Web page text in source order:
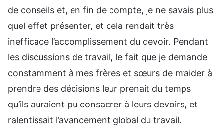
de conseils et, en fin de compte, je ne savais plus
quel effet présenter, et cela rendait très
inefficace l’accomplissement du devoir. Pendant
les discussions de travail, le fait que je demande
constamment à mes frères et sœurs de m’aider à
prendre des décisions leur prenait du temps
qu’ils auraient pu consacrer à leurs devoirs, et
ralentissait l’avancement global du travail.